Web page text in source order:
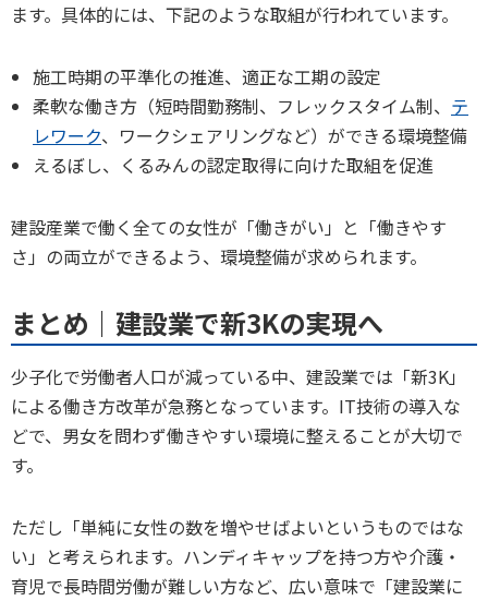
ます。具体的には、下記のような取組が行われています。
施工時期の平準化の推進、適正な工期の設定
柔軟な働き方（短時間勤務制、フレックスタイム制、 テ
レワーク、ワークシェアリングなど）ができる環境整備
えるぼし、くるみんの認定取得に向けた取組を促進
建設産業で働く全ての女性が「働きがい」と「働きやす
さ」の両立ができるよう、環境整備が求められます。
まとめ｜建設業で新3Kの実現へ
少子化で労働者人口が減っている中、建設業では「新3K」
による働き方改革が急務となっています。IT技術の導入な
どで、男女を問わず働きやすい環境に整えることが大切で
す。
ただし「単純に女性の数を増やせばよいというものではな
い」と考えられます。ハンディキャップを持つ方や介護・
育児で長時間労働が難しい方など、広い意味で「建設業に